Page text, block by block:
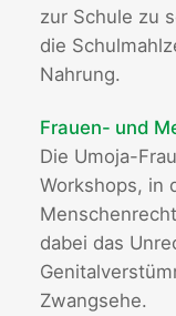
zur Schule zu
die
Nahrung.
Frauen- und
Die Umoja-
Workshops, in
dabei das
Zwangsehe.